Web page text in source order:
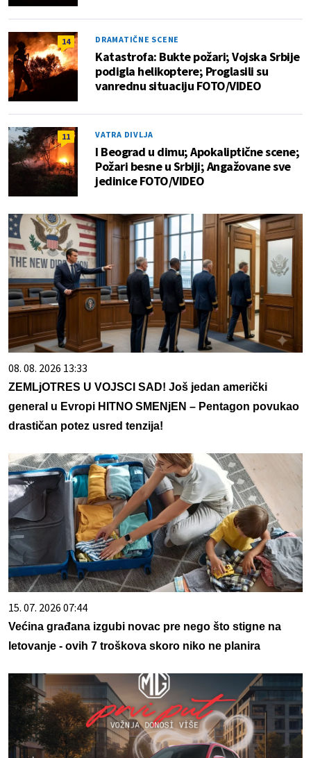
14 DRAMATIČNE SCENE
Katastrofa: Bukte požari; Vojska Srbije
podigla helikoptere; Proglasili su
vanrednu situaciju FOTO/VIDEO
11 VATRA DIVLJA
I Beograd u dimu; Apokaliptične scene;
Požari besne u Srbiji; Angažovane sve
jedinice FOTO/VIDEO
08. 08. 2026 13:33
ZEMLjOTRES U VOJSCI SAD! Još jedan američki
general u Evropi HITNO SMENjEN – Pentagon povukao
drastičan potez usred tenzija!
15. 07. 2026 07:44
Većina građana izgubi novac pre nego što stigne na
letovanje - ovih 7 troškova skoro niko ne planira